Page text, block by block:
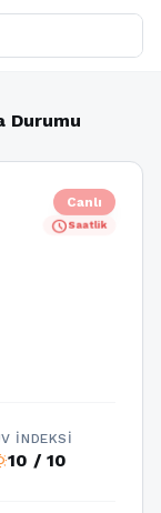
Durumu
Canlı
scheduleSaatlik
İNDEKSI
10 / 10